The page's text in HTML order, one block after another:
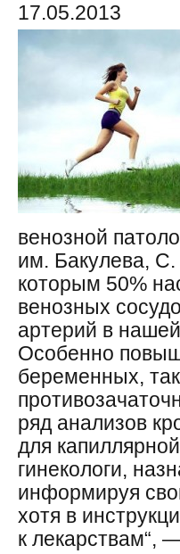
17.05.2013
венозной
им. Бакулева,
которым 50%
венозных
артерий в
Особенно
беременных,
ряд анализов
для
гинекологи,
информируя
хотя в
к лекарствам“,